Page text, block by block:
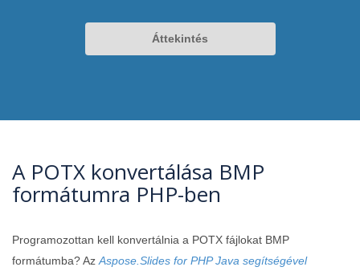
Áttekintés
A POTX konvertálása BMP
formátumra PHP-ben
Programozottan kell konvertálnia a POTX fájlokat BMP
formátumba? Az Aspose.Slides for PHP Java segítségével